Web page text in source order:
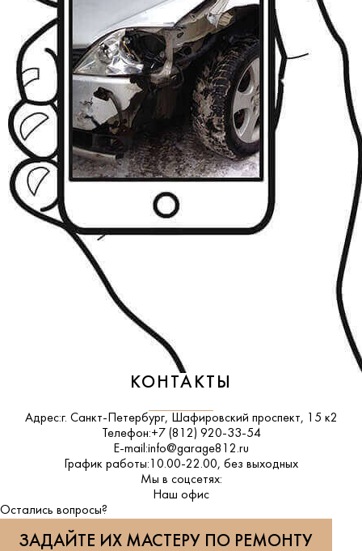
КОНТАКТЫ
Адрес:г. Санкт-Петербург, Шафировский проспект, 15 к2
Телефон:+7 (812) 920-33-54
E-mail:info@garage812.ru
График работы:10.00-22.00, без выходных
Мы в соцсетях:
ВКонтакте
Наш офис
Остались вопросы?
ЗАДАЙТЕ ИХ МАСТЕРУ ПО РЕМОНТУ